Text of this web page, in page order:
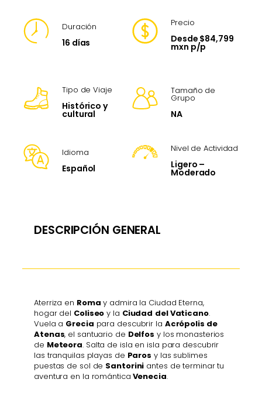
Duración
16 días
Precio
Desde $84,799
mxn p/p
Tipo de Viaje
Histórico y
cultural
Tamaño de
Grupo
NA
Idioma
Español
Nivel de Actividad
Ligero –
Moderado
DESCRIPCIÓN GENERAL
Aterriza en Roma y admira la Ciudad Eterna,
hogar del Coliseo y la Ciudad del Vaticano.
Vuela a Grecia para descubrir la Acrópolis de
Atenas, el santuario de Delfos y los monasterios
de Meteora. Salta de isla en isla para descubrir
las tranquilas playas de Paros y las sublimes
puestas de sol de Santorini antes de terminar tu
aventura en la romántica Venecia.